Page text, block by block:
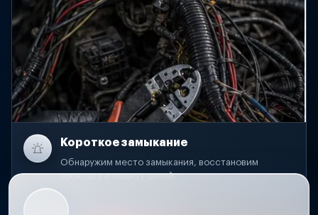
Короткое замыкание
Обнаружим место замыкания, восстановим
проводку и защиту цепей.